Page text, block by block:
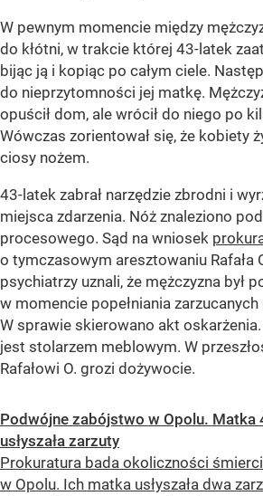
W pewnym momencie między
do kłótni, w trakcie której 43-latek
bijąc ją i kopiąc po całym ciele.
do nieprzytomności jej matkę.
opuścił dom, ale wrócił do niego po
Wówczas zorientował się, że kobiety
ciosy nożem.
43-latek zabrał narzędzie zbrodni i
miejsca zdarzenia. Nóż znaleziono
procesowego. Sąd na wniosek
o tymczasowym aresztowaniu Rafała
psychiatrzy uznali, że mężczyzna był
w momencie popełniania zarzucanych
W sprawie skierowano akt
jest stolarzem meblowym. W
Rafałowi O. grozi dożywocie.
Podwójne zabójstwo w Opolu. Matka
usłyszała zarzuty
Prokuratura bada okoliczności
w Opolu. Ich matka usłyszała dwa